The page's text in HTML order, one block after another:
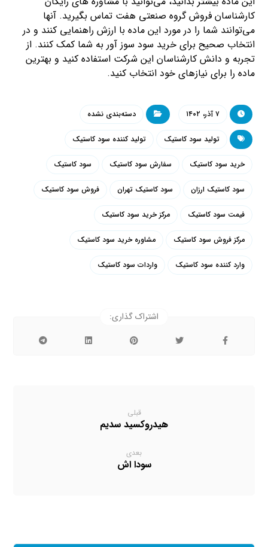
کارشناسان فروش گروه صنعتی هفت تماس بگیرید. آنها
می‌توانند شما را در مورد این ماده با ارزش راهنمایی کنند و در
انتخاب صحیح برای خرید سود سوز آور به شما کمک کنند. از
تجربه و دانش کارشناسان این شرکت استفاده کنید و بهترین
ماده را برای نیازهای خود انتخاب کنید.
۷ آذر، ۱۴۰۲ دسته‌بندی نشده
تولید سود کاستیک تولید کننده سود کاستیک
خرید سود کاستیک سفارش سود کاستیک سود کاستیک
سود کاستیک ارزان سود کاستیک تهران فروش سود کاستیک
فیمت سود کاستیک مرکز خرید سود کاستیک
مرکز فروش سود کاستیک مشاوره خرید سود کاستیک
وارد کننده سود کاستیک واردات سود کاستیک
قبلی
هیدروکسید سدیم
بعدی
سودا اش